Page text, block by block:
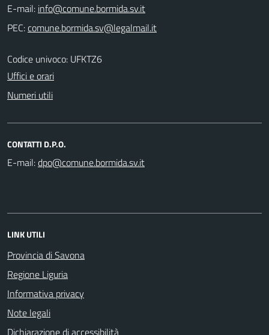
E-mail:
PEC:
Codice univoco: UFKTZ6
Uffici e orari
Numeri utili
CONTATTI D.P.O.
E-mail:
LINK UTILI
Provincia di Savona
Regione Liguria
Informativa privacy
Note legali
Dichiarazione di accessibilità